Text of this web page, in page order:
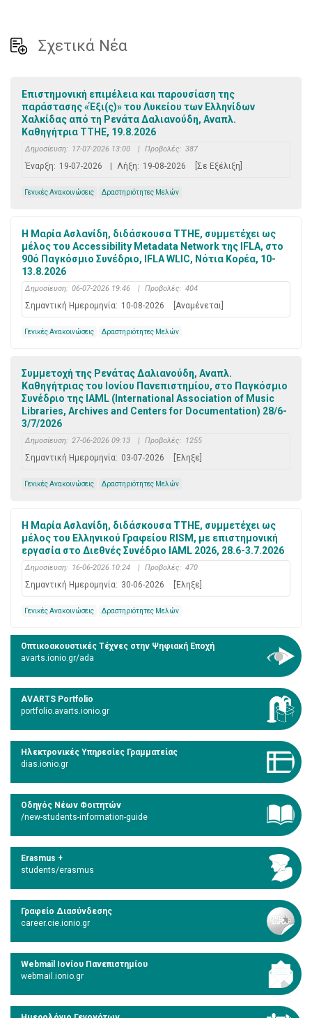
Σχετικά Νέα
Επιστημονική επιμέλεια και παρουσίαση της
παράστασης «Έξι(ς)» του Λυκείου των Ελληνίδων
Χαλκίδας από τη Ρενάτα Δαλιανούδη, Αναπλ.
Καθηγήτρια ΤΤΗΕ, 19.8.2026
Δημοσίευση: 17-07-2026 13:00 | Προβολές: 387
Έναρξη: 19-07-2026 Λήξη: 19-08-2026 [Σε Εξέλιξη]
Γενικές Ανακοινώσεις Δραστηριότητες Μελών
Η Μαρία Ασλανίδη, διδάσκουσα ΤΤΗΕ, συμμετέχει ως
μέλος του Accessibility Metadata Network της IFLA, στο
90ό Παγκόσμιο Συνέδριο, IFLA WLIC, Νότια Κορέα, 10-
13.8.2026
Δημοσίευση: 06-07-2026 19:46 | Προβολές: 404
Σημαντική Ημερομηνία: 10-08-2026 [Αναμένεται]
Γενικές Ανακοινώσεις Δραστηριότητες Μελών
Συμμετοχή της Ρενάτας Δαλιανούδη, Αναπλ.
Καθηγήτριας του Ιονίου Πανεπιστημίου, στο Παγκόσμιο
Συνέδριο της IAML (International Association of Music
Libraries, Archives and Centers for Documentation) 28/6-
3/7/2026
Δημοσίευση: 27-06-2026 09:13 | Προβολές: 1255
Σημαντική Ημερομηνία: 03-07-2026 [Έληξε]
Γενικές Ανακοινώσεις Δραστηριότητες Μελών
Η Μαρία Ασλανίδη, διδάσκουσα ΤΤΗΕ, συμμετέχει ως
μέλος του Ελληνικού Γραφείου RISM, με επιστημονική
εργασία στο Διεθνές Συνέδριο IAML 2026, 28.6-3.7.2026
Δημοσίευση: 16-06-2026 10:24 | Προβολές: 470
Σημαντική Ημερομηνία: 30-06-2026 [Έληξε]
Γενικές Ανακοινώσεις Δραστηριότητες Μελών
Οπτικοακουστικές Τέχνες στην Ψηφιακή Εποχή
avarts.ionio.gr/ada
AVARTS Portfolio
portfolio.avarts.ionio.gr
Ηλεκτρονικές Υπηρεσίες Γραμματείας
dias.ionio.gr
Οδηγός Νέων Φοιτητών
/new-students-information-guide
Erasmus +
students/erasmus
Γραφείο Διασύνδεσης
career.cie.ionio.gr
Webmail Ιονίου Πανεπιστημίου
webmail.ionio.gr